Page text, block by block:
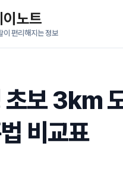
이노트
이 편리해지는 정보
초보 3km
비교표